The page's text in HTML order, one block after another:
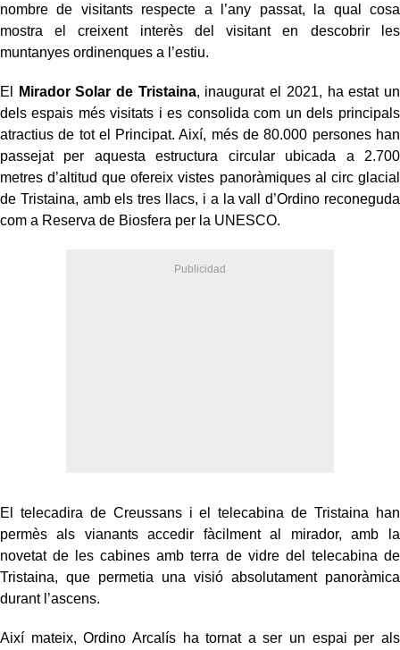
nombre de visitants respecte a l’any passat, la qual cosa
mostra el creixent interès del visitant en descobrir les
muntanyes ordinenques a l’estiu.
El Mirador Solar de Tristaina, inaugurat el 2021, ha estat un
dels espais més visitats i es consolida com un dels principals
atractius de tot el Principat. Així, més de 80.000 persones han
passejat per aquesta estructura circular ubicada a 2.700
metres d’altitud que ofereix vistes panoràmiques al circ glacial
de Tristaina, amb els tres llacs, i a la vall d’Ordino reconeguda
com a Reserva de Biosfera per la UNESCO.
El telecadira de Creussans i el telecabina de Tristaina han
permès als vianants accedir fàcilment al mirador, amb la
novetat de les cabines amb terra de vidre del telecabina de
Tristaina, que permetia una visió absolutament panoràmica
durant l’ascens.
Així mateix, Ordino Arcalís ha tornat a ser un espai per als